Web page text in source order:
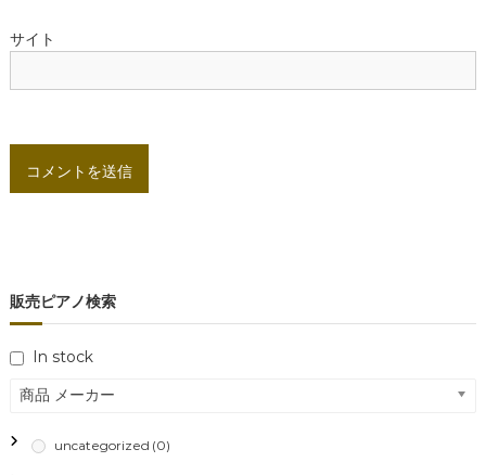
サイト
販売ピアノ検索
In stock
商品 メーカー
uncategorized (0)